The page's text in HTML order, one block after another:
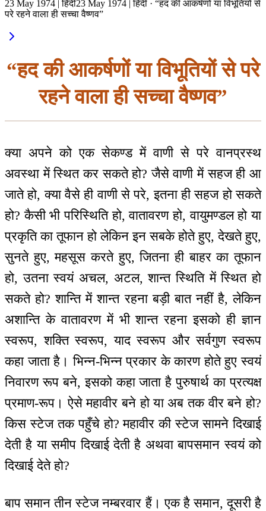
23 May 1974 | हिंदी23 May 1974 | हिंदी · “हद की आकर्षणों या विभूतियों से
परे रहने वाला ही सच्चा वैष्णव”
“हद की आकर्षणों या विभूतियों से परे
रहने वाला ही सच्चा वैष्णव”
क्या अपने को एक सेकण्ड में वाणी से परे वानप्रस्थ
अवस्था में स्थित कर सकते हो? जैसे वाणी में सहज ही आ
जाते हो, क्या वैसे ही वाणी से परे, इतना ही सहज हो सकते
हो? कैसी भी परिस्थिति हो, वातावरण हो, वायुमण्डल हो या
प्रकृति का तूफान हो लेकिन इन सबके होते हुए, देखते हुए,
सुनते हुए, महसूस करते हुए, जितना ही बाहर का तूफान
हो, उतना स्वयं अचल, अटल, शान्त स्थिति में स्थित हो
सकते हो? शान्ति में शान्त रहना बड़ी बात नहीं है, लेकिन
अशान्ति के वातावरण में भी शान्त रहना इसको ही ज्ञान
स्वरूप, शक्ति स्वरूप, याद स्वरूप और सर्वगुण स्वरूप
कहा जाता है। भिन्न-भिन्न प्रकार के कारण होते हुए स्वयं
निवारण रूप बने, इसको कहा जाता है पुरुषार्थ का प्रत्यक्ष
प्रमाण-रूप। ऐसे महावीर बने हो या अब तक वीर बने हो?
किस स्टेज तक पहुँचे हो? महावीर की स्टेज सामने दिखाई
देती है या समीप दिखाई देती है अथवा बापसमान स्वयं को
दिखाई देते हो?
बाप समान तीन स्टेज नम्बरवार हैं। एक है समान, दूसरी है